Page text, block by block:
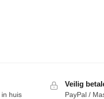
huis
Veilig
PayPal /